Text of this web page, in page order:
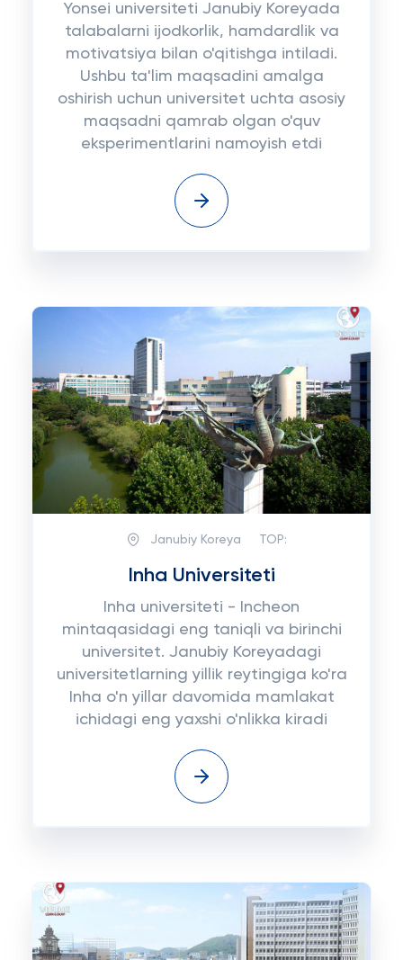
Yonsei universiteti Janubiy Koreyada
talabalarni ijodkorlik, hamdardlik va
motivatsiya bilan o'qitishga intiladi.
Ushbu ta'lim maqsadini amalga
oshirish uchun universitet uchta asosiy
maqsadni qamrab olgan o'quv
eksperimentlarini namoyish etdi
Janubiy Koreya TOP:
Inha Universiteti
Inha universiteti - Incheon
mintaqasidagi eng taniqli va birinchi
universitet. Janubiy Koreyadagi
universitetlarning yillik reytingiga ko'ra
Inha o'n yillar davomida mamlakat
ichidagi eng yaxshi o'nlikka kiradi